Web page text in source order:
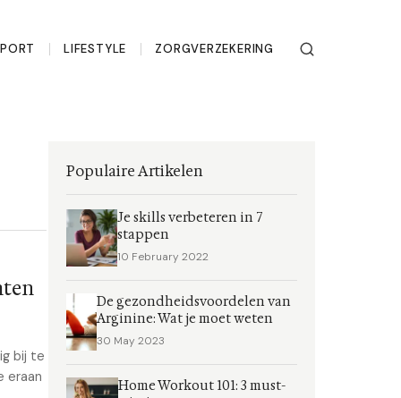
LIFESTYLE ZORGVERZEKERING
bij te
eraan
Populaire Artikelen
Je skills verbeteren in 7
stappen
10 February 2022
De gezondheidsvoordelen van
Arginine: Wat je moet weten
30 May 2023
Home Workout 101: 3 must-